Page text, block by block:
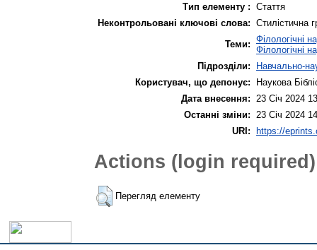
Тип елементу : Стаття
Неконтрольовані ключові слова: Стилістична
Теми: Філологічні
Філологічні
Підрозділи:
Навчально-
Користувач, що депонує:
Наукова
Дата внесення:
23 Січ 2024
Останні зміни:
23 Січ 2024
URI: https://
Actions (login required)
Перегляд елементу